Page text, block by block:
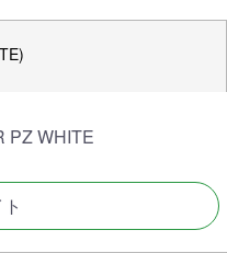
PZ WHITE